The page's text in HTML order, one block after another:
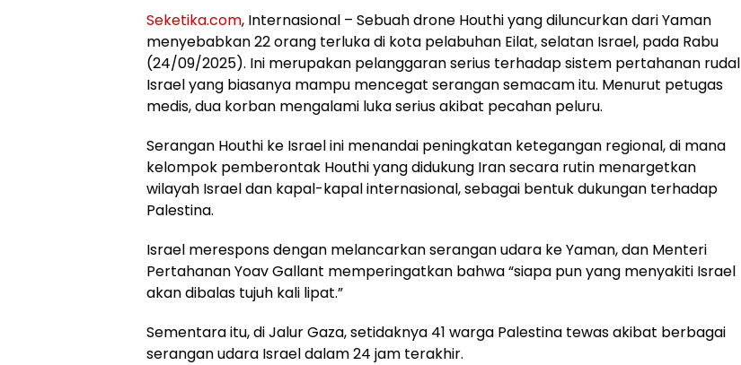
Seketika.com, Internasional – Sebuah drone Houthi yang diluncurkan dari Yaman
menyebabkan 22 orang terluka di kota pelabuhan Eilat, selatan Israel, pada Rabu
(24/09/2025). Ini merupakan pelanggaran serius terhadap sistem pertahanan rudal
Israel yang biasanya mampu mencegat serangan semacam itu. Menurut petugas
medis, dua korban mengalami luka serius akibat pecahan peluru.
Serangan Houthi ke Israel ini menandai peningkatan ketegangan regional, di mana
kelompok pemberontak Houthi yang didukung Iran secara rutin menargetkan
wilayah Israel dan kapal-kapal internasional, sebagai bentuk dukungan terhadap
Palestina.
Israel merespons dengan melancarkan serangan udara ke Yaman, dan Menteri
Pertahanan Yoav Gallant memperingatkan bahwa “siapa pun yang menyakiti Israel
akan dibalas tujuh kali lipat.”
Sementara itu, di Jalur Gaza, setidaknya 41 warga Palestina tewas akibat berbagai
serangan udara Israel dalam 24 jam terakhir.